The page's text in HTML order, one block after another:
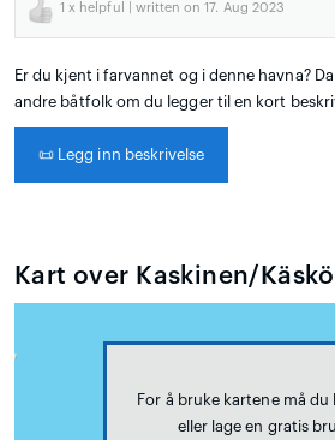
1 x helpful | written on 17. Aug 2023
Er du kjent i farvannet og i denne havna?
andre båtfolk om du legger til en kort
📜 Legg inn beskrivelse
Kart over Kaskinen/Käskö
For å bruke kartene må du
eller lage en gratis